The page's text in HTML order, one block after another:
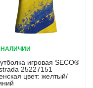
НАЛИЧИИ
игровая SECO®
25227151
цвет: желтый/